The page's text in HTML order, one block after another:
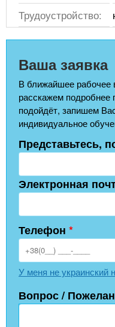
Трудоустройство:
Ваша заявка
В ближайшее
расскажем подробнее
подойдёт, запишем
индивидуальное
Представьтесь,
Электронная
Телефон *
У меня не украинский
Вопрос /